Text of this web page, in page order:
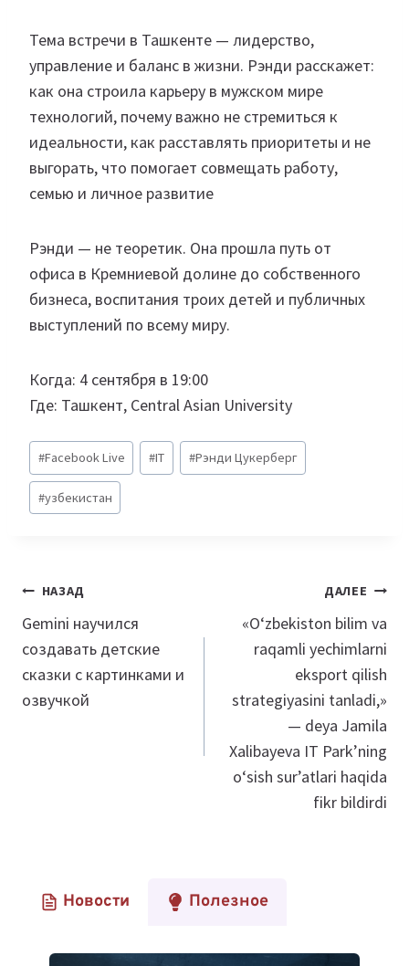
Тема встречи в Ташкенте — лидерство,
управление и баланс в жизни. Рэнди расскажет:
как она строила карьеру в мужском мире
технологий, почему важно не стремиться к
идеальности, как расставлять приоритеты и не
выгорать, что помогает совмещать работу,
семью и личное развитие
Рэнди — не теоретик. Она прошла путь от
офиса в Кремниевой долине до собственного
бизнеса, воспитания троих детей и публичных
выступлений по всему миру.
Когда: 4 сентября в 19:00
Где: Ташкент, Central Asian University
Метки
записи:
#Facebook Live #IT #Рэнди Цукерберг
#узбекистан
Навигация
по
записям
НАЗАД
Gemini научился
создавать детские
сказки с картинками и
озвучкой
ДАЛЕЕ
«O‘zbekiston bilim va
raqamli yechimlarni
eksport qilish
strategiyasini tanladi,»
— deya Jamila
Xalibayeva IT Park’ning
o‘sish sur’atlari haqida
fikr bildirdi
Новости Полезное